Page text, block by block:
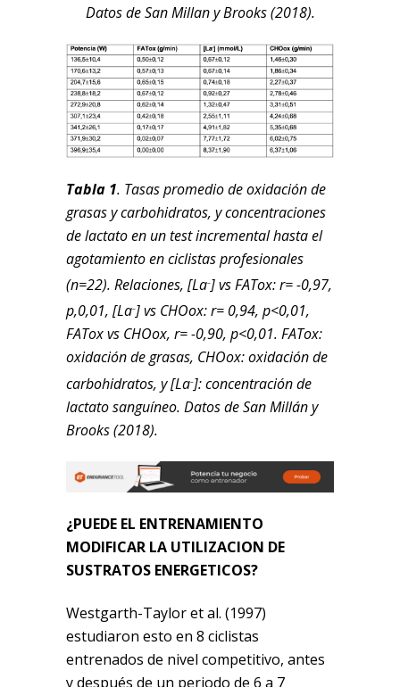
Datos de San Millan y Brooks (2018).
Tabla 1. Tasas promedio de oxidación de
grasas y carbohidratos, y concentraciones
de lactato en un test incremental hasta el
agotamiento en ciclistas profesionales
(n=22). Relaciones, [La–] vs FATox: r= -0,97,
p,0,01, [La–] vs CHOox: r= 0,94, p<0,01,
FATox vs CHOox, r= -0,90, p<0,01. FATox:
oxidación de grasas, CHOox: oxidación de
carbohidratos, y [La–]: concentración de
lactato sanguíneo. Datos de San Millán y
Brooks (2018).
¿PUEDE EL ENTRENAMIENTO
MODIFICAR LA UTILIZACION DE
SUSTRATOS ENERGETICOS?
Westgarth-Taylor et al. (1997)
estudiaron esto en 8 ciclistas
entrenados de nivel competitivo, antes
y después de un periodo de 6 a 7